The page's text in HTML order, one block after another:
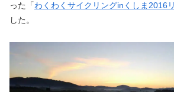
った「わくわくサイクリングinくしま2016
した。